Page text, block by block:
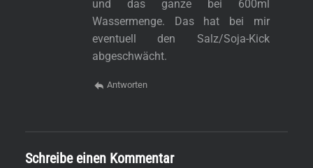
und das ganze bei 600ml
Wassermenge. Das hat bei mir
eventuell den Salz/Soja-Kick
abgeschwächt.
Antworten
Schreibe einen Kommentar